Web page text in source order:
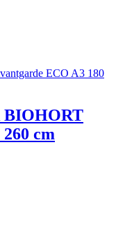
BIOHORT
cm